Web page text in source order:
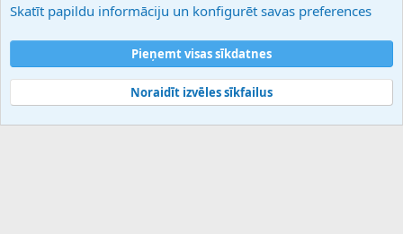
Palīdzība
Noteikumi un nosacījumi
Privātuma politika
Community platform by XenForo® © 2010-2025 XenForo Ltd.
Skatīt papildu informāciju un konfigurēt savas preferences
Pieņemt visas sīkdatnes
Noraidīt izvēles sīkfailus